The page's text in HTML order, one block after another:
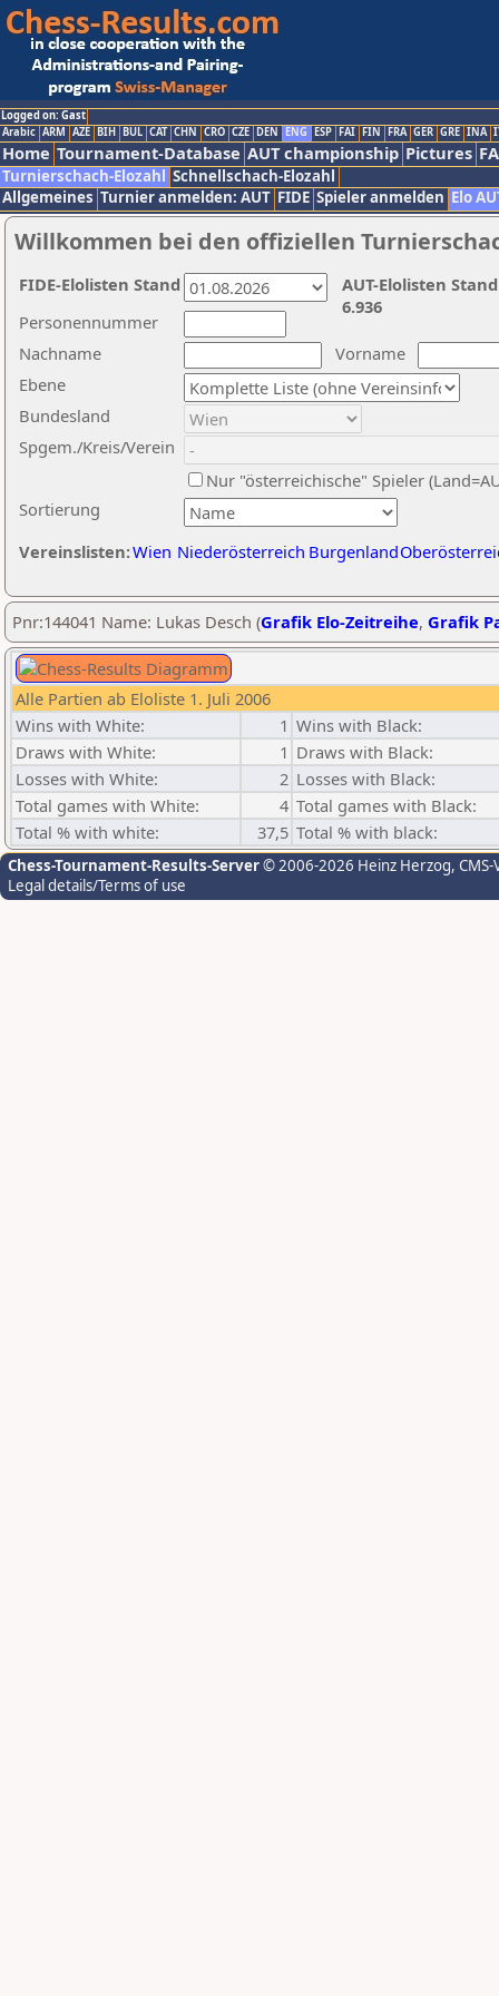
Logged on: Gast
Arabic ARM AZE BIH BUL CAT CHN CRO CZE DEN ENG ESP FAI FIN FRA GER GRE INA
Home Tournament-Database AUT championship Pictures
Turnierschach-Elozahl Schnellschach-Elozahl
Allgemeines Turnier anmelden: AUT FIDE Spieler anmelden Elo
Willkommen bei den offiziellen
Nachname
Vorname
Ebene
Sortierung
Personennummer
Bundesland
Spgem./Kreis/Verein
Nur "österreichische" Spieler
Vereinslisten:Wien Niederösterreich Burgenland
AUT-Elolisten
6.936
FIDE-Elolisten Stand
Pnr:144041 Name: Lukas Desch (Grafik Elo-Zeitreihe, Grafik
Alle Partien ab Eloliste 1. Juli 2006
Wins with White:
1 Wins with Black:
Draws with White:
1 Draws with Black:
Losses with White:
2 Losses with Black:
Total games with White:
4 Total games with Black:
Total % with white:
37,5 Total % with black:
Chess-Tournament-Results-Server© 2006-2026 Heinz Herzog,
Legal details/Terms of use